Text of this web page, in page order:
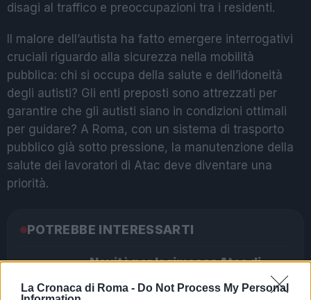
La Cronaca di Roma - Do Not Process My Personal
disagi al traffico e preoccupazioni tra i residenti.
Il malore dell’autista ha fatto emergere interrogativi
cruciali riguardo alla sicurezza nella mobilità
pubblica: chi si occupa della salute e dell’idoneità
degli autisti? Gli enti preposti sono attrezzati per
garantire che gli autisti siano in condizioni ottimali
per guidare? A Roma, con un sistema di trasporto
pubblico già sotto pressione, la manutenzione della
salute dei lavoratori di Atac deve diventare una
priorità.
POTREBBE INTERESSARTI
Novità per la rimessa Atac di
Piazza Ragusa: pronto il piano del
Comune